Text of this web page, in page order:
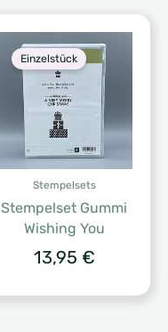
Einzelstück
Stempelsets
Stempelset Gummi
Wishing You
13,95 €